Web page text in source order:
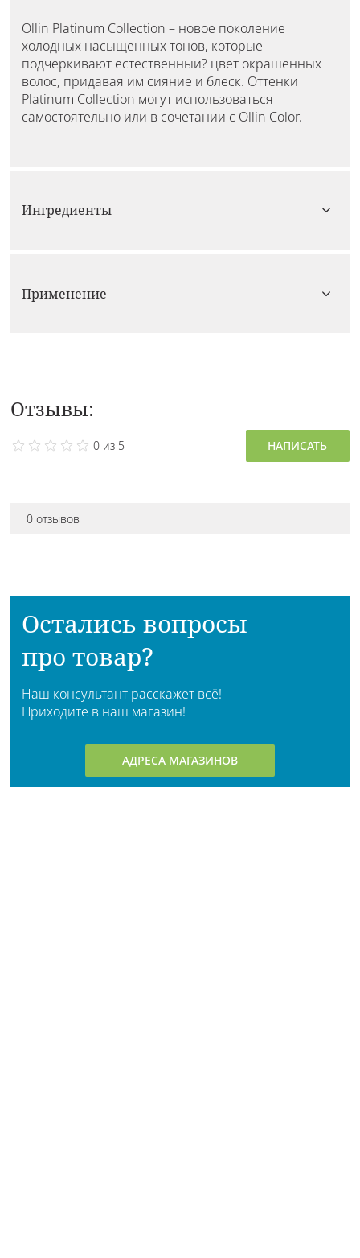
Ollin Platinum Collection – новое поколение
холодных насыщенных тонов, которые
подчеркивают естественныи? цвет окрашенных
волос, придавая им сияние и блеск. Оттенки
Platinum Collection могут использоваться
самостоятельно или в сочетании с Ollin Color.
Ингредиенты
Применение
Отзывы:
0 из 5 НАПИСАТЬ
0 отзывов
Остались вопросы
про товар?
Наш консультант расскажет всё!
Приходите в наш магазин!
АДРЕСА МАГАЗИНОВ